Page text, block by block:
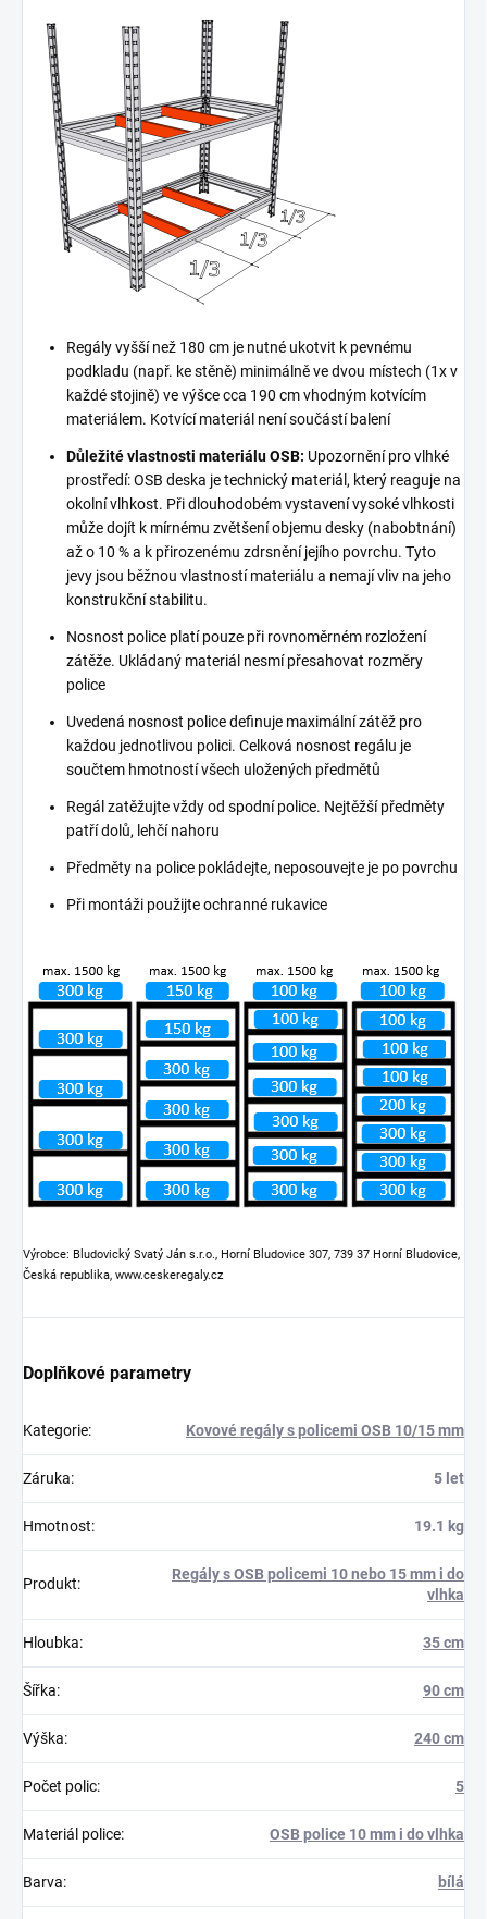
Regály vyšší než 180 cm je nutné ukotvit k pevnému
podkladu (např. ke stěně) minimálně ve dvou místech (1x v
každé stojině) ve výšce cca 190 cm vhodným kotvícím
materiálem. Kotvící materiál není součástí balení
Důležité vlastnosti materiálu OSB: Upozornění pro vlhké
prostředí: OSB deska je technický materiál, který reaguje na
okolní vlhkost. Při dlouhodobém vystavení vysoké vlhkosti
může dojít k mírnému zvětšení objemu desky (nabobtnání)
až o 10 % a k přirozenému zdrsnění jejího povrchu. Tyto
jevy jsou běžnou vlastností materiálu a nemají vliv na jeho
konstrukční stabilitu.
Nosnost police platí pouze při rovnoměrném rozložení
zátěže. Ukládaný materiál nesmí přesahovat rozměry
police
Uvedená nosnost police definuje maximální zátěž pro
každou jednotlivou polici. Celková nosnost regálu je
součtem hmotností všech uložených předmětů
Regál zatěžujte vždy od spodní police. Nejtěžší předměty
patří dolů, lehčí nahoru
Předměty na police pokládejte, neposouvejte je po povrchu
Při montáži použijte ochranné rukavice
Výrobce: Bludovický Svatý Ján s.r.o., Horní Bludovice 307, 739 37 Horní Bludovice,
Česká republika, www.ceskeregaly.cz
Doplňkové parametry
Kategorie: Kovové regály s policemi OSB 10/15 mm
Záruka: 5 let
Hmotnost: 19.1 kg
Produkt:
Regály s OSB policemi 10 nebo 15 mm i do
vlhka
Hloubka: 35 cm
Šířka: 90 cm
Výška: 240 cm
Počet polic: 5
Materiál police: OSB police 10 mm i do vlhka
Barva: bílá